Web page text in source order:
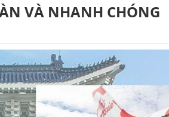
VÀ NHANH CHÓNG